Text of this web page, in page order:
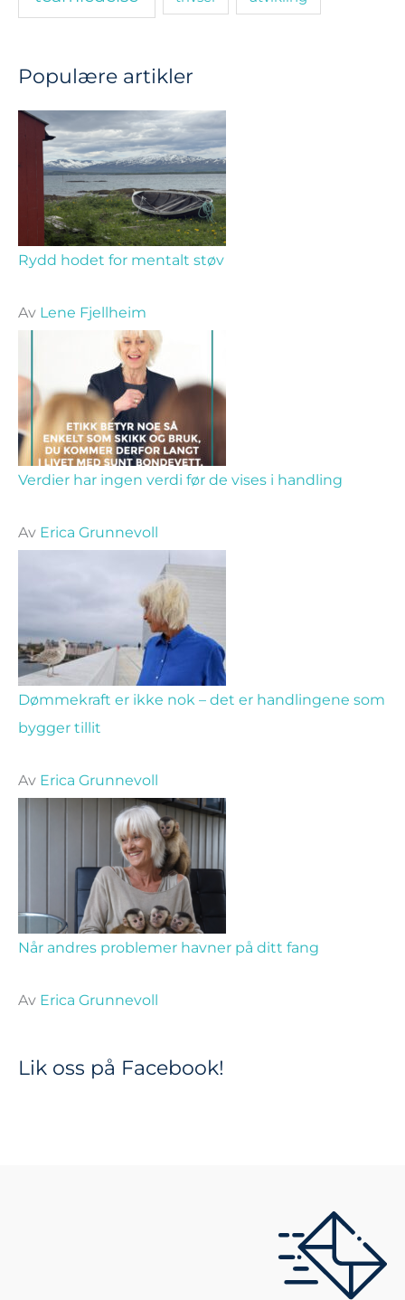
Populære artikler
Rydd hodet for mentalt støv
Av Lene Fjellheim
Verdier har ingen verdi før de vises i handling
Av Erica Grunnevoll
Dømmekraft er ikke nok – det er handlingene som
bygger tillit
Av Erica Grunnevoll
Når andres problemer havner på ditt fang
Av Erica Grunnevoll
Lik oss på Facebook!